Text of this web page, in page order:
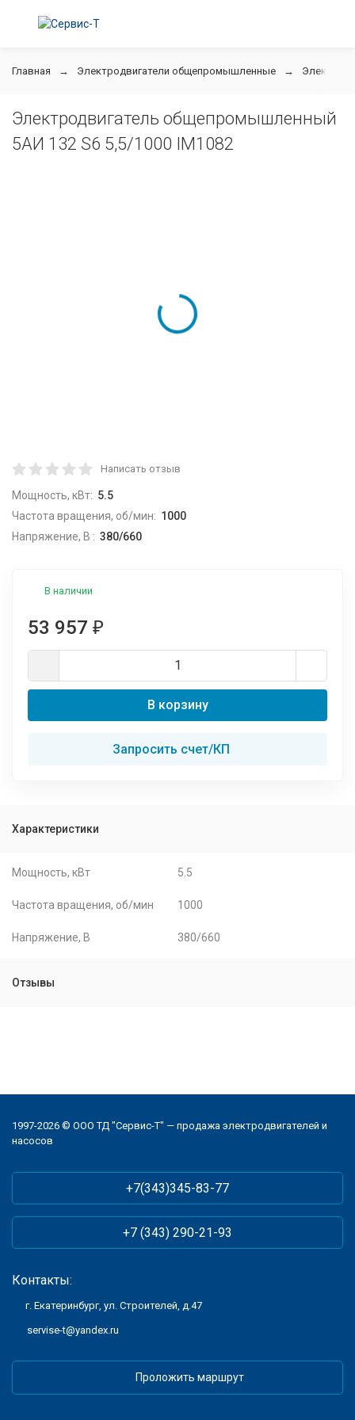
Главная Электродвигатели общепромышленные
Электродвигатель общепромышленный
5АИ 132 S6 5,5/1000 IM1082
Написать отзыв
Мощность, кВт: 5.5
Частота вращения, об/мин: 1000
Напряжение, В : 380/660
В наличии
53 957 ₽
В корзину
Запросить счет/КП
Характеристики
Мощность, кВт 5.5
Частота вращения, об/мин 1000
Напряжение, В 380/660
Отзывы
1997-2026 © ООО ТД "Сервис-Т" — продажа электродвигателей и
насосов
+7(343)345-83-77
+7 (343) 290-21-93
Контакты:
г. Екатеринбург, ул. Строителей, д.47
servise-t@yandex.ru
Проложить маршрут